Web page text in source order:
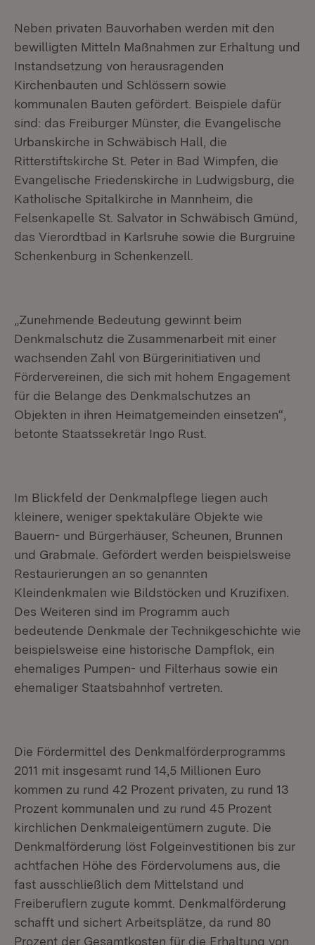
Neben privaten Bauvorhaben werden mit den
bewilligten Mitteln Maßnahmen zur Erhaltung und
Instandsetzung von herausragenden
Kirchenbauten und Schlössern sowie
kommunalen Bauten gefördert. Beispiele dafür
sind: das Freiburger Münster, die Evangelische
Urbanskirche in Schwäbisch Hall, die
Ritterstiftskirche St. Peter in Bad Wimpfen, die
Evangelische Friedenskirche in Ludwigsburg, die
Katholische Spitalkirche in Mannheim, die
Felsenkapelle St. Salvator in Schwäbisch Gmünd,
das Vierordtbad in Karlsruhe sowie die Burgruine
Schenkenburg in Schenkenzell.
„Zunehmende Bedeutung gewinnt beim
Denkmalschutz die Zusammenarbeit mit einer
wachsenden Zahl von Bürgerinitiativen und
Fördervereinen, die sich mit hohem Engagement
für die Belange des Denkmalschutzes an
Objekten in ihren Heimatgemeinden einsetzen“,
betonte Staatssekretär Ingo Rust.
Im Blickfeld der Denkmalpflege liegen auch
kleinere, weniger spektakuläre Objekte wie
Bauern- und Bürgerhäuser, Scheunen, Brunnen
und Grabmale. Gefördert werden beispielsweise
Restaurierungen an so genannten
Kleindenkmalen wie Bildstöcken und Kruzifixen.
Des Weiteren sind im Programm auch
bedeutende Denkmale der Technikgeschichte wie
beispielsweise eine historische Dampflok, ein
ehemaliges Pumpen- und Filterhaus sowie ein
ehemaliger Staatsbahnhof vertreten.
Die Fördermittel des Denkmalförderprogramms
2011 mit insgesamt rund 14,5 Millionen Euro
kommen zu rund 42 Prozent privaten, zu rund 13
Prozent kommunalen und zu rund 45 Prozent
kirchlichen Denkmaleigentümern zugute. Die
Denkmalförderung löst Folgeinvestitionen bis zur
achtfachen Höhe des Fördervolumens aus, die
fast ausschließlich dem Mittelstand und
Freiberuflern zugute kommt. Denkmalförderung
schafft und sichert Arbeitsplätze, da rund 80
Prozent der Gesamtkosten für die Erhaltung von